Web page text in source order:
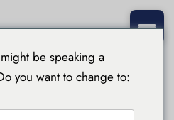
be speaking a
you want to change to: